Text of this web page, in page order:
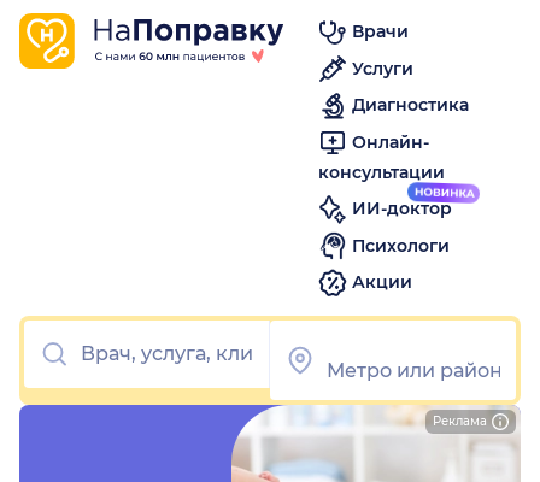
Врачи
Услуги
Диагностика
Онлайн-
консультации
ИИ-доктор
Психологи
Акции
Реклама